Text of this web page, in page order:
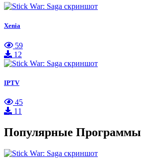
Xenia
59
12
IPTV
45
11
Популярные Программы